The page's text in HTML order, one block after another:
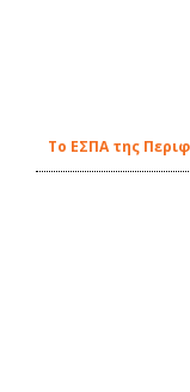
Το ΕΣΠΑ της